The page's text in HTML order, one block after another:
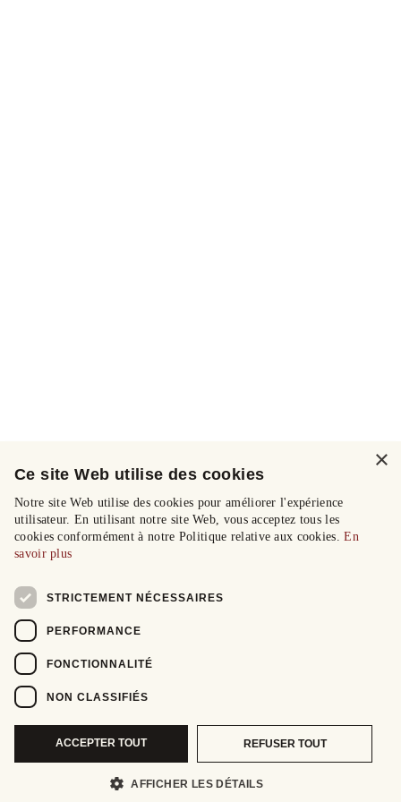
×
Ce site Web utilise des cookies
Notre site Web utilise des cookies pour améliorer l'expérience
utilisateur. En utilisant notre site Web, vous acceptez tous les
cookies conformément à notre Politique relative aux cookies.En
savoir plus
STRICTEMENT NÉCESSAIRES
PERFORMANCE
FONCTIONNALITÉ
NON CLASSIFIÉS
ACCEPTER TOUT REFUSER TOUT
AFFICHER LES DÉTAILS